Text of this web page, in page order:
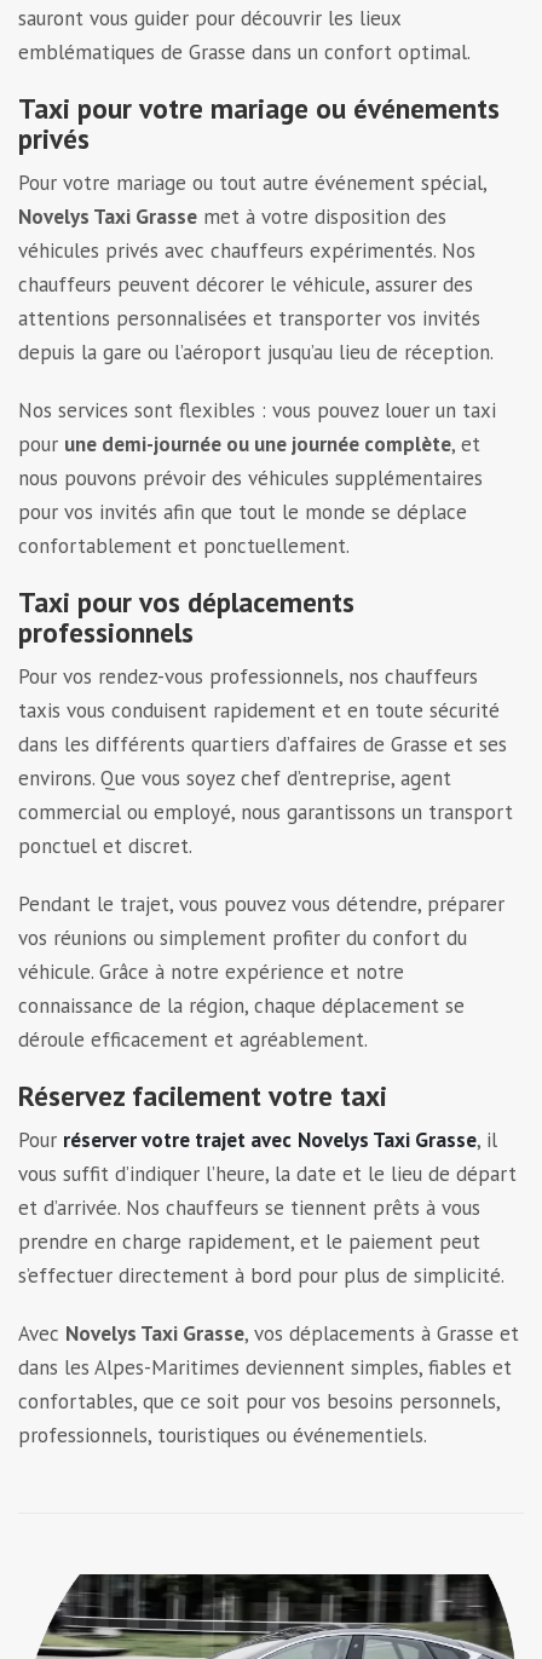
sauront vous guider pour découvrir les lieux
emblématiques de Grasse dans un confort optimal.
Taxi pour votre mariage ou événements
privés
Pour votre mariage ou tout autre événement spécial,
Novelys Taxi Grasse met à votre disposition des
véhicules privés avec chauffeurs expérimentés. Nos
chauffeurs peuvent décorer le véhicule, assurer des
attentions personnalisées et transporter vos invités
depuis la gare ou l’aéroport jusqu’au lieu de réception.
Nos services sont flexibles : vous pouvez louer un taxi
pour une demi-journée ou une journée complète, et
nous pouvons prévoir des véhicules supplémentaires
pour vos invités afin que tout le monde se déplace
confortablement et ponctuellement.
Taxi pour vos déplacements
professionnels
Pour vos rendez-vous professionnels, nos chauffeurs
taxis vous conduisent rapidement et en toute sécurité
dans les différents quartiers d’affaires de Grasse et ses
environs. Que vous soyez chef d’entreprise, agent
commercial ou employé, nous garantissons un transport
ponctuel et discret.
Pendant le trajet, vous pouvez vous détendre, préparer
vos réunions ou simplement profiter du confort du
véhicule. Grâce à notre expérience et notre
connaissance de la région, chaque déplacement se
déroule efficacement et agréablement.
Réservez facilement votre taxi
Pour réserver votre trajet avec Novelys Taxi Grasse, il
vous suffit d’indiquer l’heure, la date et le lieu de départ
et d’arrivée. Nos chauffeurs se tiennent prêts à vous
prendre en charge rapidement, et le paiement peut
s’effectuer directement à bord pour plus de simplicité.
Avec Novelys Taxi Grasse, vos déplacements à Grasse et
dans les Alpes-Maritimes deviennent simples, fiables et
confortables, que ce soit pour vos besoins personnels,
professionnels, touristiques ou événementiels.